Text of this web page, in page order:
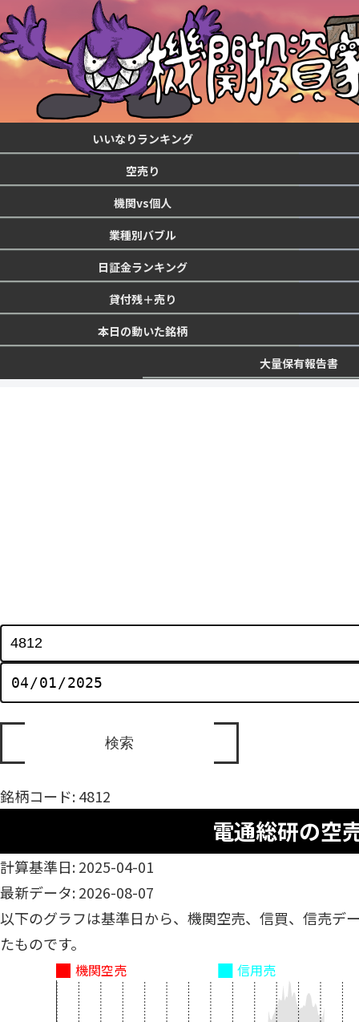
いいなりランキング
空売り
機関vs個人
業種別バブル
日証金ランキング
貸付残＋売り
本日の動いた銘柄
大量保有報告書
銘柄コード: 4812
電通総研の空
計算基準日: 2025-04-01
最新データ: 2026-08-07
以下のグラフは基準日から、機関空売、信買、信売デ
たものです。
機関空売 信用売